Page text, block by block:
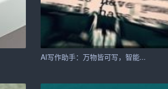
AI写作助手：万物皆可写，智能...